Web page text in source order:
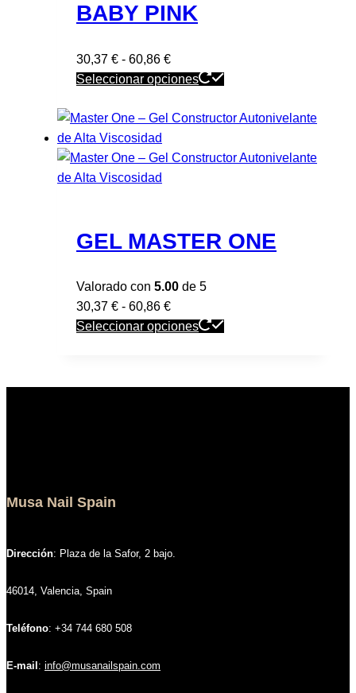
BABY PINK
30,37 € - 60,86 €Rango
de
desde
hasta
Seleccionar opciones
Este
tiene
variantes.
pueden
página
de
GEL MASTER ONE
Valorado con 5.00 de 5
30,37 € - 60,86 €Rango
de
30,37 €
Seleccionar opciones
Este
múltiples
Musa Nail Spain
Dirección: Plaza de la Safor, 2 bajo.
46014, Valencia, Spain
Teléfono: +34 744 680 508
E-mail : info@musanailspain.com